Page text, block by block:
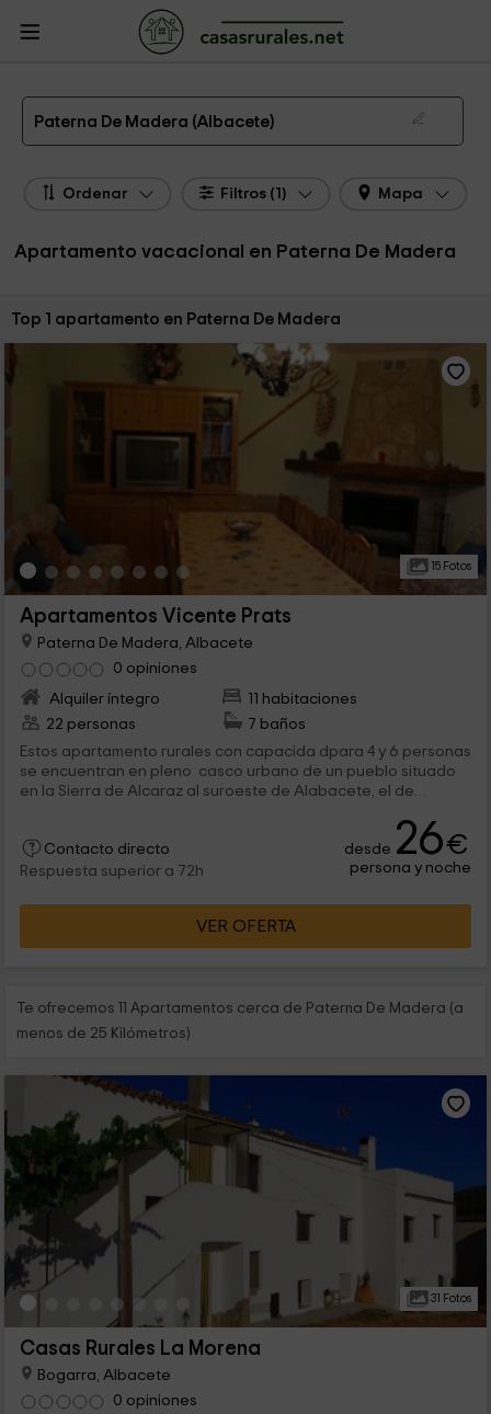
Casas Rurales
Mancha
Apartamentos Albacete
Apartamentos Paterna De Madera
Apartamento de alquiler en Paterna De Madera
Paterna De Madera (Albacete)
Ordenar Filtros (1) Mapa
Apartamento vacacional en Paterna De Madera
Ordenar por:
Top 1 apartamento en Paterna De Madera
15 Fotos
Apartamentos Vicente Prats
Paterna De Madera, Albacete
0 opiniones
Alquiler íntegro
11 habitaciones
22 personas
7 baños
Estos apartamento rurales con capacida dpara 4 y 6 personas
se encuentran en pleno casco urbano de un pueblo situado
en la Sierra de Alcaraz al suroeste de Alabacete, el de
cuentan con todo aquello que podáis neceistar para que
vuestros días por la comarca seán ideales.
Contacto directo
Respuesta superior a 72h
desde 26€
persona y noche
VER OFERTA
Te ofrecemos 11 Apartamentos cerca de Paterna De Madera (a
menos de 25 Kilómetros)
31 Fotos
Casas Rurales La Morena
Bogarra, Albacete
0 opiniones